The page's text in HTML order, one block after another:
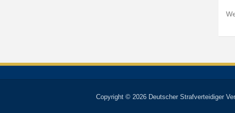
Copyright © 2026 Deutscher Strafverteidiger